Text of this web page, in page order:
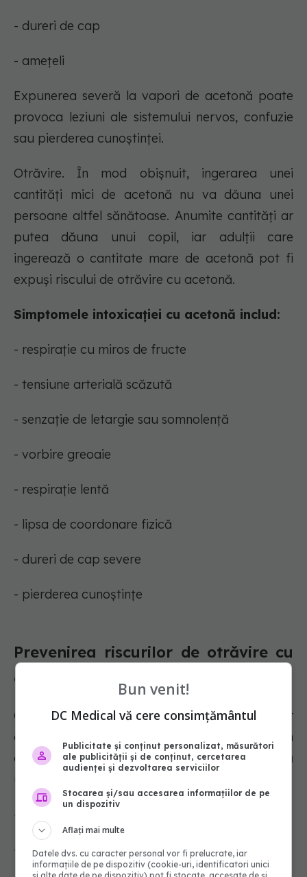
- dureri de cap
- amețeli
Expunerea severă la vapori de acetonă poate
provoca leziuni ale sistemului nervos, confuzie
sau pierderea cunoștinței.
Otrăvire. În mod obișnuit, ingerarea unei
cantități mici de acetonă nu va dăuna unei
persoane altfel sănătoase. Anumite cantități ar
putea dăuna unui copil, iar adulții care
ingerează o cantitate mare de acetonă pot fi
expuși riscului de otrăvire cu acetonă.
Simptomele intoxicației cu acetonă includ:
- respirație cu miros de fructe
- tensiune arterială scăzută
- senzație de letargie sau somnolență
- vorbire greoaie
- respirație lentă
- lipsa de coordonare fizică
- dureri de cap severe
- pierderea cunoștințe
Prevenirea riscurilor de otrăvire cu
acetonă
Oamenii pot contribui la prevenirea efectelor
adverse ale acetonei prin utilizarea acesteia în
condiții de siguranță. Acest lucru înseamnă
- într-un spațiu bine ventilat
- departe de flăcările deschise sau de țigări
Bun venit!
DC Medical vă cere consimțământul
Publicitate și conținut personalizat, măsurători
ale publicității și de conținut, cercetarea
audienței și dezvoltarea serviciilor
Stocarea și/sau accesarea informațiilor de pe
un dispozitiv
Aflați mai multe
Datele dvs. cu caracter personal vor fi prelucrate, iar
informațiile de pe dispozitiv (cookie-uri, identificatori unici